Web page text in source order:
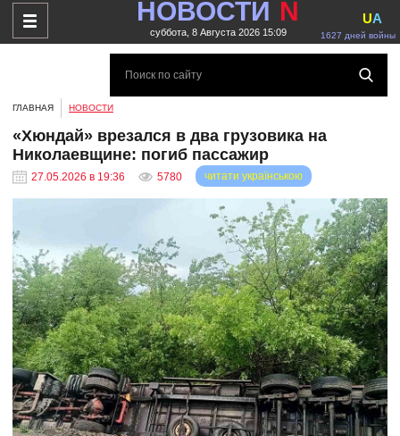
НОВОСТИ N
суббота, 8 Августа 2026 15:09 1627 дней войны
UA
ГЛАВНАЯ НОВОСТИ
«Хюндай» врезался в два грузовика на
Николаевщине: погиб пассажир
27.05.2026 в 19:36 5780 читати українською